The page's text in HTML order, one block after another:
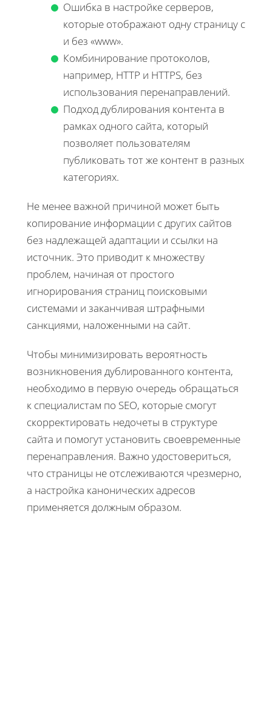
Ошибка в настройке серверов,
которые отображают одну страницу с
и без «www».
Комбинирование протоколов,
например, HTTP и HTTPS, без
использования перенаправлений.
Подход дублирования контента в
рамках одного сайта, который
позволяет пользователям
публиковать тот же контент в разных
категориях.
Не менее важной причиной может быть
копирование информации с других сайтов
без надлежащей адаптации и ссылки на
источник. Это приводит к множеству
проблем, начиная от простого
игнорирования страниц поисковыми
системами и заканчивая штрафными
санкциями, наложенными на сайт.
Чтобы минимизировать вероятность
возникновения дублированного контента,
необходимо в первую очередь обращаться
к специалистам по SEO, которые смогут
скорректировать недочеты в структуре
сайта и помогут установить своевременные
перенаправления. Важно удостовериться,
что страницы не отслеживаются чрезмерно,
а настройка канонических адресов
применяется должным образом.